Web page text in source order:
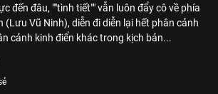
đến đâu, ""tình tiết"" vẫn luôn đẩy cô về phía
(Lưu Vũ Ninh), diễn đi diễn lại hết phân cảnh
cảnh kinh điển khác trong kịch bản...